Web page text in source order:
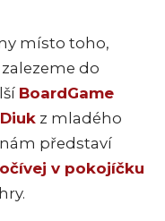
místo toho,
do
BoardGame
Diuk z mladého
představí
v pokojíčku